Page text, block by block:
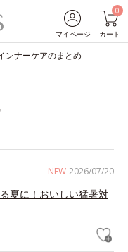
マイページ
0
カート
ンナーケアのまとめ
NEW 2026/07/20
夏に！おいしい猛暑対